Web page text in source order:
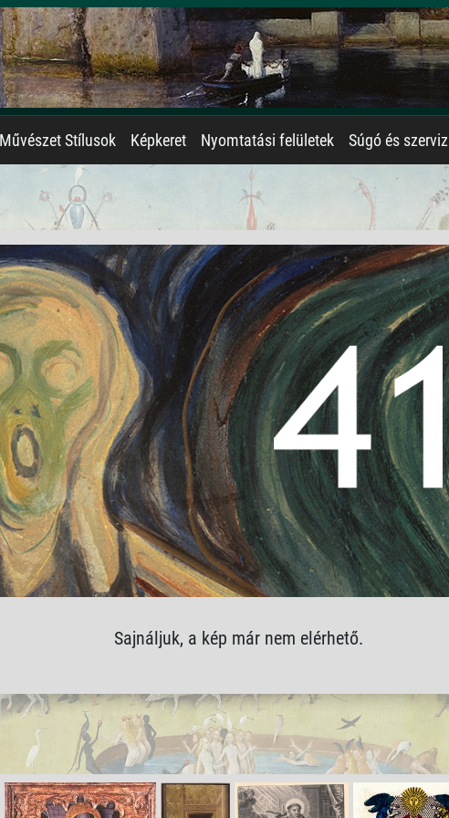
Művészet Stílusok Képkeret Nyomtatási felületek Súgó és szerviz
Sajnáljuk, a kép már nem elérhető.